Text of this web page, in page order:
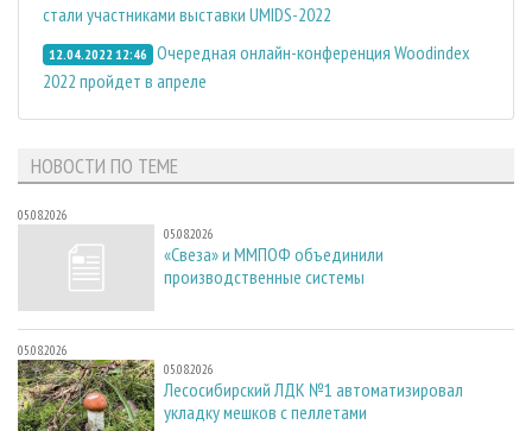
стали участниками выставки UMIDS-2022
12.04.2022 12:46 Очередная онлайн-конференция Woodindex
2022 пройдет в апреле
НОВОСТИ ПО ТЕМЕ
05.08.2026
05.08.2026
«Свеза» и ММПОФ объединили
производственные системы
05.08.2026
05.08.2026
Лесосибирский ЛДК №1 автоматизировал
укладку мешков с пеллетами